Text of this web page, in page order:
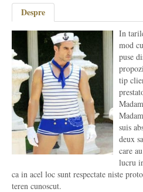
Despre
In
mod
puse
tip
suis
deux
care
lucru
ca in acel loc sunt respectate niste
teren cunoscut.